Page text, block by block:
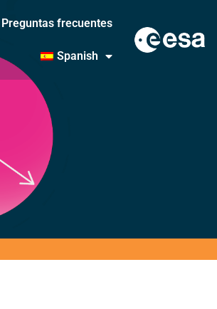
Preguntas frecuentes
Spanish